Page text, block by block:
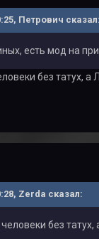
Петрович сказал:
есть мод на
без татух, а
Zerda сказал:
без